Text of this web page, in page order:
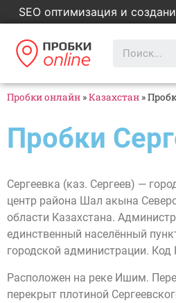
SEO оптимизация и
Пробки онлайн »Казахстан »
Пробки
Сергеевка (каз. Сергеев) —
центр района Шал акына
области Казахстана.
единственный населённый
городской администрации.
Расположен на реке Ишим.
перекрыт плотиной